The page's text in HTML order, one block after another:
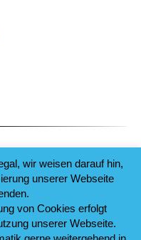
wir weisen darauf hin,
unserer Webseite
von Cookies erfolgt
unserer Webseite.